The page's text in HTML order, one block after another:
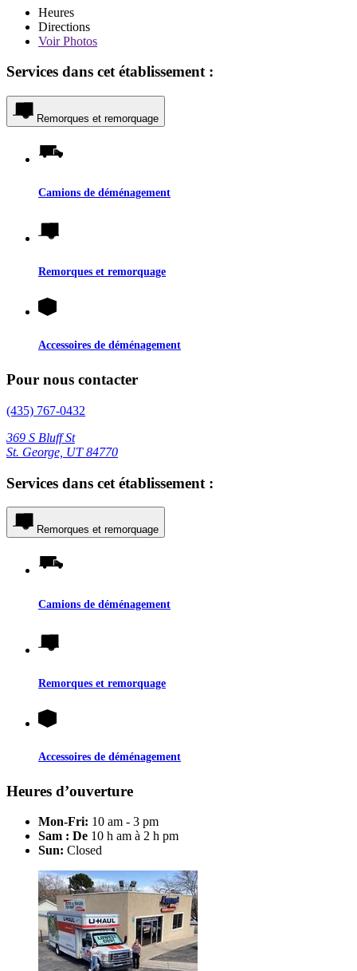
Heures
Directions
VoirPhotos
Services dans cet établissement :
Remorques et remorquage
Camions de déménagement
Remorques et remorquage
Accessoires de déménagement
Pour nous contacter
(435) 767-0432
369 S Bluff St
St. George, UT 84770
Services dans cet établissement :
Remorques et remorquage
Camions de déménagement
Remorques et remorquage
Accessoires de déménagement
Heures d’ouverture
Mon-Fri: 10 am - 3 pm
Sam : De 10 h am à 2 h pm
Sun: Closed